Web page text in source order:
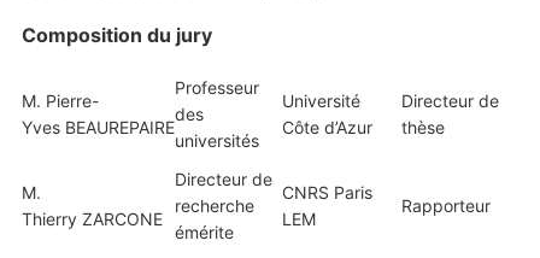
Composition du jury
M. Pierre-
Yves BEAUREPAIRE
Professeur
des
universités
Université
Côte d’Azur
Directeur de
thèse
M.
Thierry ZARCONE
Directeur de
recherche
émérite
CNRS Paris
LEM
Rapporteur